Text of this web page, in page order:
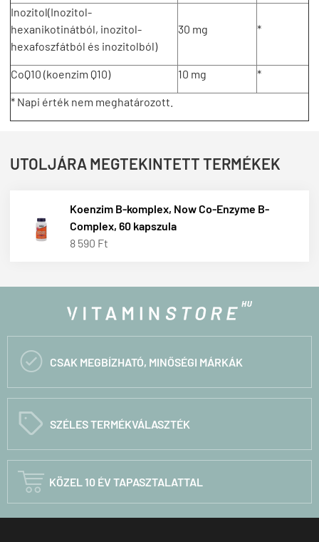
Inozitol(Inozitol-
hexanikotinátból, inozitol-
hexafoszfátból és inozitolból)
30 mg *
CoQ10 (koenzim Q10) 10 mg *
* Napi érték nem meghatározott.
UTOLJÁRA MEGTEKINTETT TERMÉKEK
Koenzim B-komplex, Now Co-Enzyme B-
Complex, 60 kapszula
8 590 Ft
 CSAK MEGBÍZHATÓ, MINŐSÉGI MÁRKÁK
C SZÉLES TERMÉKVÁLASZTÉK
 KÖZEL 10 ÉV TAPASZTALATTAL